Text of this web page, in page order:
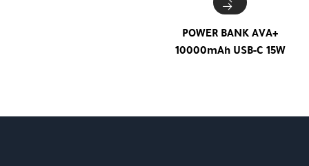
POWER BANK AVA+
10000mAh USB-C 15W